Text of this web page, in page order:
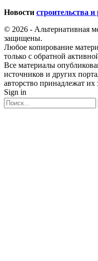
Новости строительства и
© 2026 - Альтернативная
защищены.
Любое копирование
только с обратной
Все материалы
источников и других
авторство принадлежат
Sign in